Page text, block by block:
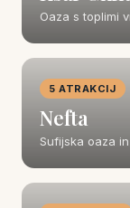
Oaza s toplimi
5 ATRAKCIJ
Nefta
Sufijska oaza